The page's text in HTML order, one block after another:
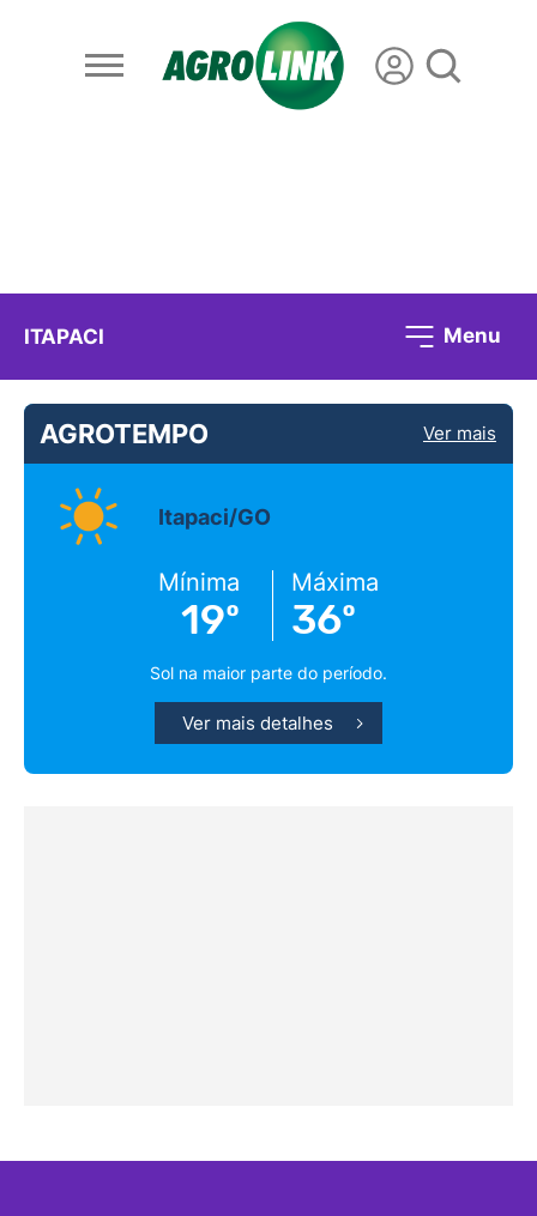
ITAPACI Menu
AGROTEMPO Ver mais
Itapaci/GO
Mínima
19º
Máxima
36º
Sol na maior parte do período.
Ver mais detalhes